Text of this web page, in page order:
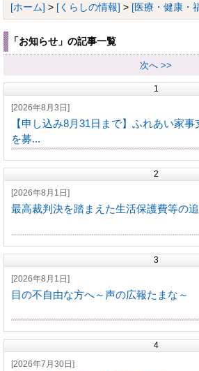
[ホーム] > [くらしの情報] > [医療・健康・
「お知らせ」の記事一覧
次へ >>
1
[2026年8月3日]
【申し込み8月31日まで】ふれあい家
を募...
2
[2026年8月1日]
最高裁判決を踏まえた生活保護費等の
3
[2026年8月1日]
目の不自由な方へ～声の広報たまな～
4
[2026年7月30日]